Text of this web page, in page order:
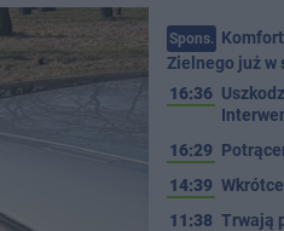
Spons.
Zielnego już w
16:36
16:29
14:39
11:38 Trwają